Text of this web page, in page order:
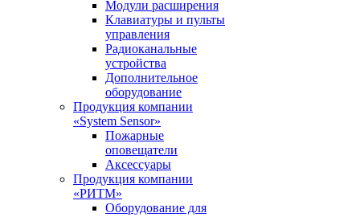
Модули расширения
Клавиатуры и пульты
управления
Радиоканальные
устройства
Дополнительное
оборудование
Продукция компании
«System Sensor»
Пожарные
оповещатели
Аксессуары
Продукция компании
«РИТМ»
Оборудование для